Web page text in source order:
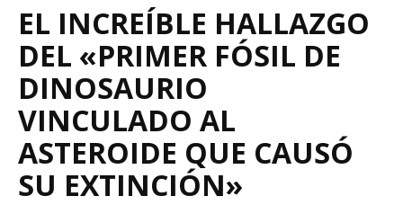
EL INCREÍBLE HALLAZGO
DEL «PRIMER FÓSIL DE
DINOSAURIO
VINCULADO AL
ASTEROIDE QUE CAUSÓ
SU EXTINCIÓN»